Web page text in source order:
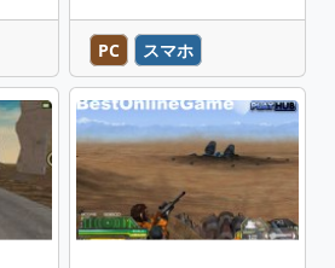
PC スマホ